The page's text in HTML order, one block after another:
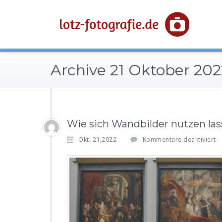
Archive 21 Oktober
Wie sich Wandbilder nutzen
Okt. 21,2022 Kommentare deaktiviert
r
i
e
s
i
c